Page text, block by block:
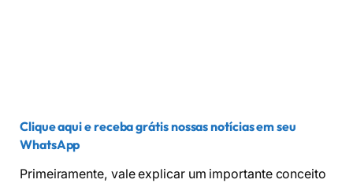
Clique aqui e receba grátis nossas notícias em seu
WhatsApp
Primeiramente, vale explicar um importante conceito